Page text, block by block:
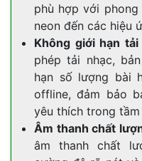
phù hợp với
neon đến các hiệu
Không giới hạn
phép tải nhạc,
hạn số lượng bài
offline, đảm bảo
yêu thích trong tầm
Âm thanh chất
âm thanh chất